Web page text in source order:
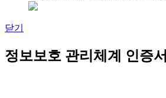
닫기
정보보호 관리체계 인증서